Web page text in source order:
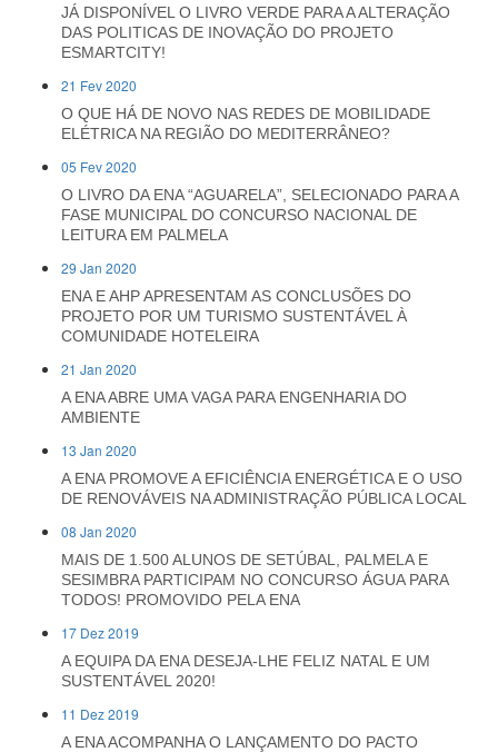
JÁ DISPONÍVEL O LIVRO VERDE PARA A ALTERAÇÃO
DAS POLITICAS DE INOVAÇÃO DO PROJETO
ESMARTCITY!
21 Fev 2020
O QUE HÁ DE NOVO NAS REDES DE MOBILIDADE
ELÉTRICA NA REGIÃO DO MEDITERRÂNEO?
05 Fev 2020
O LIVRO DA ENA “AGUARELA”, SELECIONADO PARA A
FASE MUNICIPAL DO CONCURSO NACIONAL DE
LEITURA EM PALMELA
29 Jan 2020
ENA E AHP APRESENTAM AS CONCLUSÕES DO
PROJETO POR UM TURISMO SUSTENTÁVEL À
COMUNIDADE HOTELEIRA
21 Jan 2020
A ENA ABRE UMA VAGA PARA ENGENHARIA DO
AMBIENTE
13 Jan 2020
A ENA PROMOVE A EFICIÊNCIA ENERGÉTICA E O USO
DE RENOVÁVEIS NA ADMINISTRAÇÃO PÚBLICA LOCAL
08 Jan 2020
MAIS DE 1.500 ALUNOS DE SETÚBAL, PALMELA E
SESIMBRA PARTICIPAM NO CONCURSO ÁGUA PARA
TODOS! PROMOVIDO PELA ENA
17 Dez 2019
A EQUIPA DA ENA DESEJA-LHE FELIZ NATAL E UM
SUSTENTÁVEL 2020!
11 Dez 2019
A ENA ACOMPANHA O LANÇAMENTO DO PACTO